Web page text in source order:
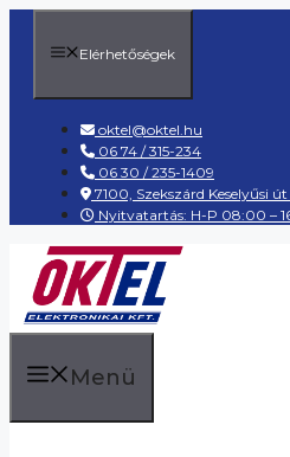
Kilépés
tartalombaElérhetőségek
oktel@oktel.hu
06 74 / 315-234
06 30 / 235-1409
7100, Szekszárd Keselyűsi út
Nyitvatartás: H-P 08:00 –
Menü